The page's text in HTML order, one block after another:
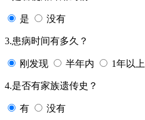
是 没有
3.患病时间有多久？
刚发现 半年内 1年以上
4.是否有家族遗传史？
有 没有